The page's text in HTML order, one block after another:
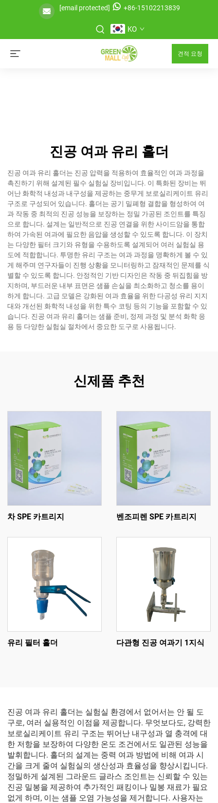
[email protected] +86-15102213839
KO
견적 요청
진공 여과 유리 홀더
진공 여과 유리 홀더는 진공 압력을 적용하여 효율적인 여과 과정을
촉진하기 위해 설계된 필수 실험실 장비입니다. 이 특화된 장비는 뛰
어난 화학적 내성과 내구성을 제공하는 중무게 보로실리케이트 유리
구조로 구성되어 있습니다. 홀더는 공기 밀폐형 결합을 형성하여 여
과 작동 중 최적의 진공 성능을 보장하는 정밀 가공된 조인트를 특징
으로 합니다. 설계는 일반적으로 진공 연결을 위한 사이드암을 통합
하여 가속된 여과에 필요한 음압을 생성할 수 있도록 합니다. 이 장치
는 다양한 필터 크기와 유형을 수용하도록 설계되어 여러 실험실 용
도에 적합합니다. 투명한 유리 구조는 여과 과정을 명확하게 볼 수 있
게 해주며 연구자들이 진행 상황을 모니터링하고 잠재적인 문제를 식
별할 수 있도록 합니다. 안정적인 기반 디자인은 작동 중 뒤집힘을 방
지하며, 부드러운 내부 표면은 샘플 손실을 최소화하고 청소를 용이
하게 합니다. 고급 모델은 강화된 여과 효율을 위한 다공성 유리 지지
대와 개선된 화학적 내성을 위한 특수 코팅 등의 기능을 포함할 수 있
습니다. 진공 여과 유리 홀더는 샘플 준비, 정제 과정 및 분석 화학 응
용 등 다양한 실험실 절차에서 중요한 도구로 사용됩니다.
신제품 추천
차 SPE 카트리지 벤조피렌 SPE 카트리지
유리 필터 홀더 다관형 진공 여과기 1지식
진공 여과 유리 홀더는 실험실 환경에서 없어서는 안 될 도
구로, 여러 실용적인 이점을 제공합니다. 무엇보다도, 강력한
보로실리케이트 유리 구조는 뛰어난 내구성과 열 충격에 대
한 저항을 보장하여 다양한 온도 조건에서도 일관된 성능을
발휘합니다. 홀더의 설계는 중력 여과 방법에 비해 여과 시
간을 크게 줄여 실험실의 생산성과 효율성을 향상시킵니다.
정밀하게 설계된 그라운드 글라스 조인트는 신뢰할 수 있는
진공 밀봉을 제공하여 추가적인 패킹이나 밀봉 재료가 필요
없게 하며, 이는 샘플 오염 가능성을 제거합니다. 사용자는